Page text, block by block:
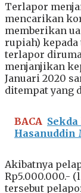
Terlapor
mencarikan
memberikan
rupiah)
terlapor
menjanjikan
Januari 2020
ditempat yang
BACA
Hasanuddin
Akibatnya
Rp5.000.000.-
tersebut